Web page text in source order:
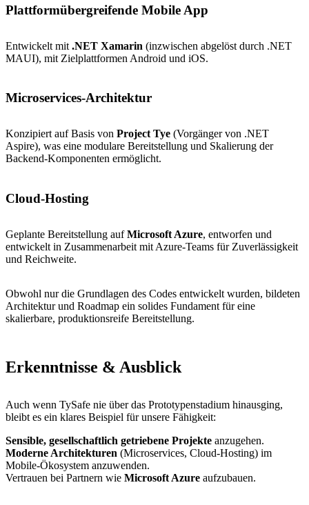
Plattformübergreifende Mobile App
Entwickelt mit .NET Xamarin (inzwischen abgelöst durch .NET
MAUI), mit Zielplattformen Android und iOS.
Microservices-Architektur
Konzipiert auf Basis von Project Tye (Vorgänger von .NET
Aspire), was eine modulare Bereitstellung und Skalierung der
Backend-Komponenten ermöglicht.
Cloud-Hosting
Geplante Bereitstellung aufMicrosoft Azure, entworfen und
entwickelt in Zusammenarbeit mit Azure-Teams für Zuverlässigkeit
und Reichweite.
Obwohl nur die Grundlagen des Codes entwickelt wurden, bildeten
Architektur und Roadmap ein solides Fundament für eine
skalierbare, produktionsreife Bereitstellung.
Erkenntnisse & Ausblick
Auch wenn TySafe nie über das Prototypenstadium hinausging,
bleibt es ein klares Beispiel für unsere Fähigkeit:
Sensible, gesellschaftlich getriebene Projekte anzugehen.
Moderne Architekturen (Microservices, Cloud-Hosting) im
Mobile-Ökosystem anzuwenden.
Vertrauen bei Partnern wie Microsoft Azure aufzubauen.